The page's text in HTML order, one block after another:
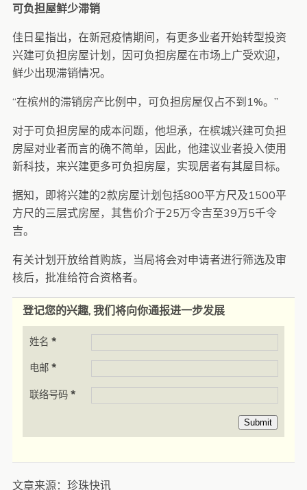
可负担屋鲜少滞销
佳日星指出，在新冠疫情期间，有更多业者开始转型投资
兴建可负担房屋计划，因可负担房屋在市场上广受欢迎，
鲜少出现滞销情况。
“在槟州的滞销房产比例中，可负担房屋仅占不到1%。”
对于可负担房屋的成本问题，他坦承，在槟城兴建可负担
房屋对业者而言的确不简单，因此，他建议业者投入使用
新科技，来兴建更多可负担房屋，实现居者有其屋目标。
据知，即将兴建的2款房屋计划包括800平方尺及1500平
方尺的三层式房屋，其售价介于25万令吉至39万5千令
吉。
有关计划开放给首购族，当局将会对申请者进行筛选及审
核后，批准给符合资格者。
登记您的兴趣, 我们将向你通报进一步发展
姓名 *
电邮 *
联络号码 *
Submit
文章来源：珍珠快讯